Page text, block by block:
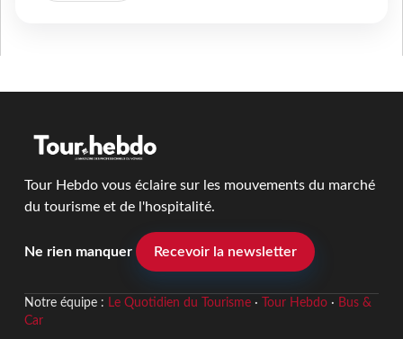
Tour Hebdo vous éclaire sur les mouvements du marché
du tourisme et de l'hospitalité.
Ne rien manquer Recevoir la newsletter
Notre équipe : Le Quotidien du Tourisme· Tour Hebdo· Bus &
Car